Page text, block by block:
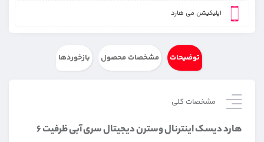
اپلیکیشن می هارد
توضیحات مشخصات محصول بازخوردها
مشخصات کلی
هارد دیسک اینترنال وسترن دیجیتال سری آبی ظرفیت ۶